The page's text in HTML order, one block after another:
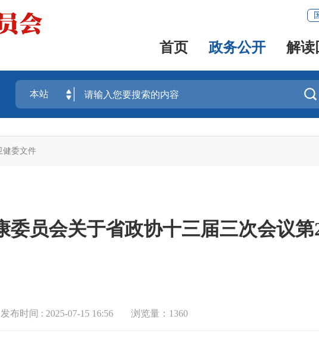
首页 政务公开 解读

健委文件
委员会关于省政协十三届三次会议第
发布时间 : 2025-07-15 16:56 浏览量：1360